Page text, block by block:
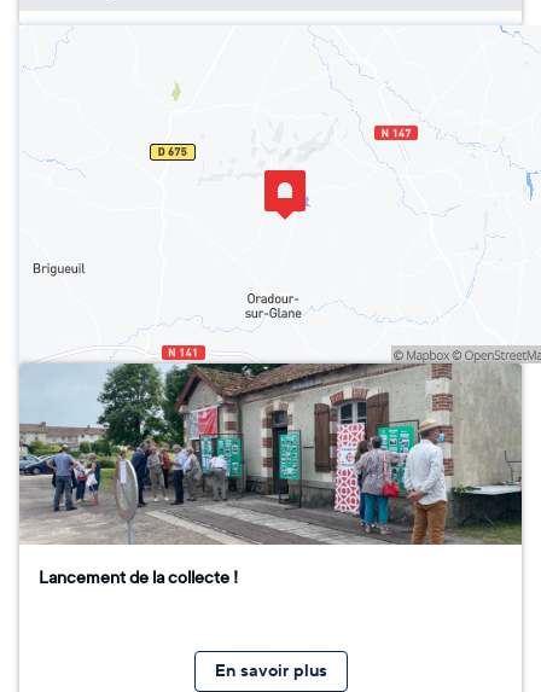
Lancement de la collecte !
En savoir plus